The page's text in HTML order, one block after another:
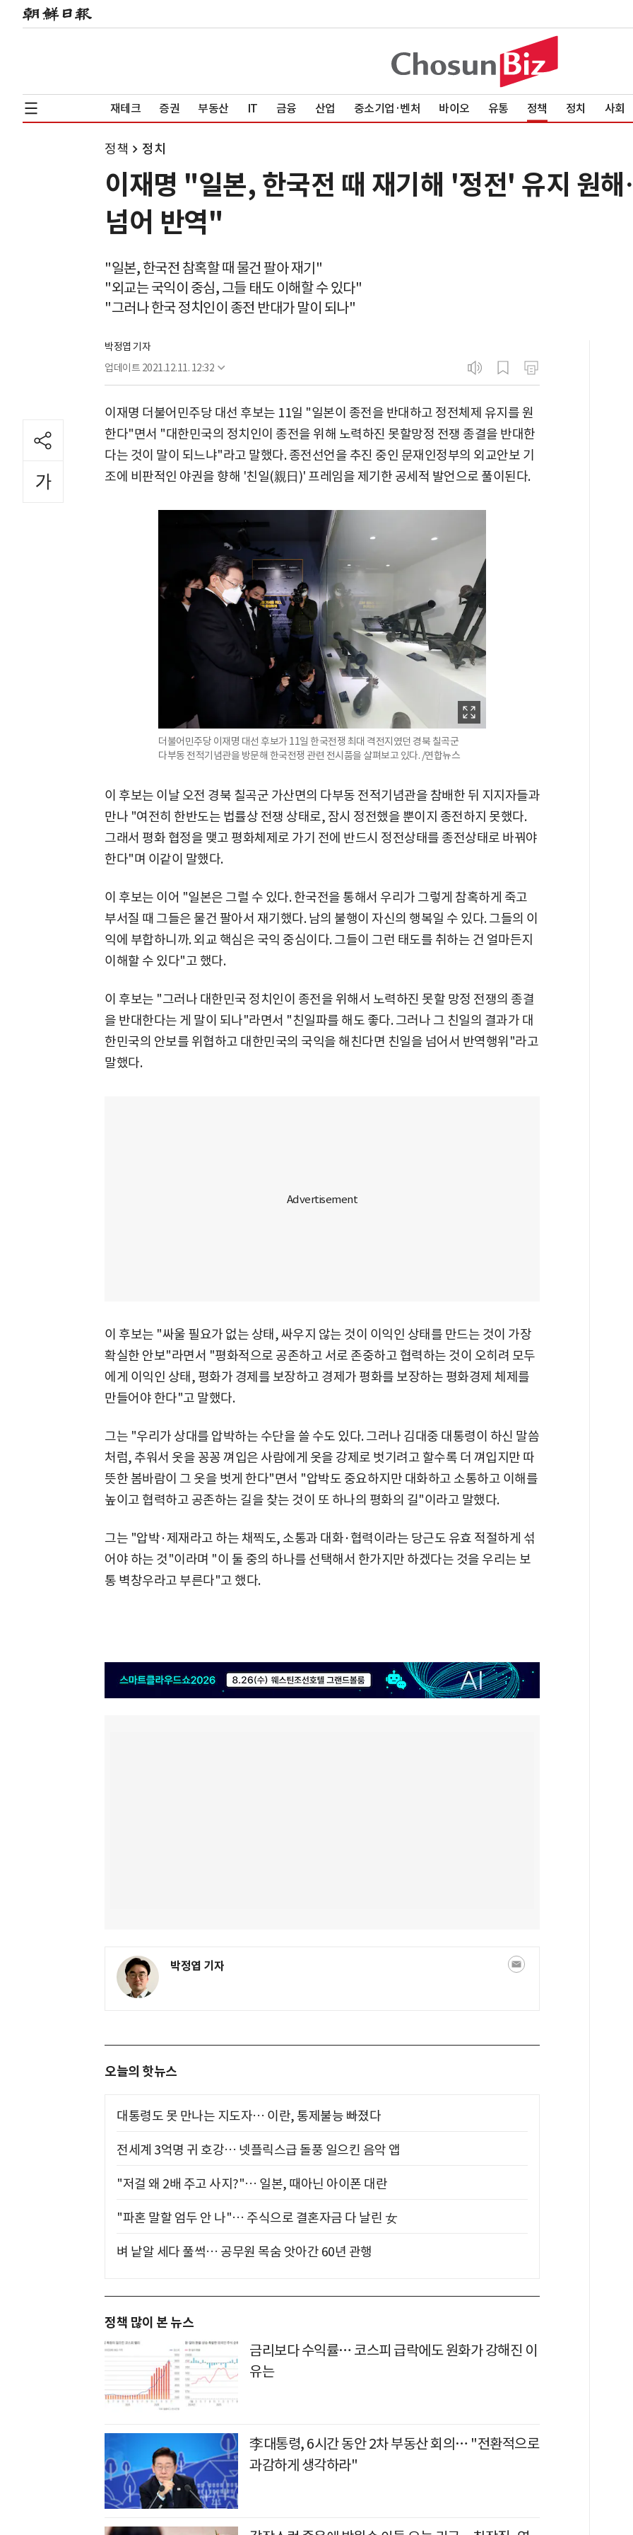
재테크 증권 부동산 IT 금융 산업 중소기업·벤처 바이오 유통 정책 정치 사회
정책 정치
이재명 "일본, 한국전 때 재기해 '정전' 유지 원
넘어 반역"
"일본, 한국전 참혹할 때 물건 팔아 재기"
"외교는 국익이 중심, 그들 태도 이해할 수 있다"
"그러나 한국 정치인이 종전 반대가 말이 되나"
박정엽 기자
업데이트 2021.12.11. 12:32
이재명 더불어민주당 대선 후보는 11일 "일본이 종전을 반대하고 정전체제 유지를 원
한다"면서 "대한민국의 정치인이 종전을 위해 노력하진 못할망정 전쟁 종결을 반대한
다는 것이 말이 되느냐"라고 말했다. 종전선언을 추진 중인 문재인정부의 외교안보 기
조에 비판적인 야권을 향해 '친일(親日)' 프레임을 제기한 공세적 발언으로 풀이된다.
더불어민주당 이재명 대선 후보가 11일 한국전쟁 최대 격전지였던 경북 칠곡군
다부동 전적기념관을 방문해 한국전쟁 관련 전시품을 살펴보고 있다. /연합뉴스
이 후보는 이날 오전 경북 칠곡군 가산면의 다부동 전적기념관을 참배한 뒤 지지자들과
만나 "여전히 한반도는 법률상 전쟁 상태로, 잠시 정전했을 뿐이지 종전하지 못했다.
그래서 평화 협정을 맺고 평화체제로 가기 전에 반드시 정전상태를 종전상태로 바꿔야
한다"며 이같이 말했다.
이 후보는 이어 "일본은 그럴 수 있다. 한국전을 통해서 우리가 그렇게 참혹하게 죽고
부서질 때 그들은 물건 팔아서 재기했다. 남의 불행이 자신의 행복일 수 있다. 그들의 이
익에 부합하니까. 외교 핵심은 국익 중심이다. 그들이 그런 태도를 취하는 건 얼마든지
이해할 수 있다"고 했다.
이 후보는 "그러나 대한민국 정치인이 종전을 위해서 노력하진 못할 망정 전쟁의 종결
을 반대한다는 게 말이 되나"라면서 "친일파를 해도 좋다. 그러나 그 친일의 결과가 대
한민국의 안보를 위협하고 대한민국의 국익을 해친다면 친일을 넘어서 반역행위"라고
말했다.
이 후보는 "싸울 필요가 없는 상태, 싸우지 않는 것이 이익인 상태를 만드는 것이 가장
확실한 안보"라면서 "평화적으로 공존하고 서로 존중하고 협력하는 것이 오히려 모두
에게 이익인 상태, 평화가 경제를 보장하고 경제가 평화를 보장하는 평화경제 체제를
만들어야 한다"고 말했다.
그는 "우리가 상대를 압박하는 수단을 쓸 수도 있다. 그러나 김대중 대통령이 하신 말씀
처럼, 추워서 옷을 꽁꽁 껴입은 사람에게 옷을 강제로 벗기려고 할수록 더 껴입지만 따
뜻한 봄바람이 그 옷을 벗게 한다"면서 "압박도 중요하지만 대화하고 소통하고 이해를
높이고 협력하고 공존하는 길을 찾는 것이 또 하나의 평화의 길"이라고 말했다.
그는 "압박·제재라고 하는 채찍도, 소통과 대화·협력이라는 당근도 유효 적절하게 섞
어야 하는 것"이라며 "이 둘 중의 하나를 선택해서 한가지만 하겠다는 것을 우리는 보
통 벽창우라고 부른다"고 했다.
박정엽 기자
오늘의 핫뉴스
대통령도 못 만나는 지도자… 이란, 통제불능 빠졌다
전세계 3억명 귀 호강… 넷플릭스급 돌풍 일으킨 음악 앱
"저걸 왜 2배 주고 사지?"… 일본, 때아닌 아이폰 대란
"파혼 말할 엄두 안 나"… 주식으로 결혼자금 다 날린 女
벼 낱알 세다 풀썩… 공무원 목숨 앗아간 60년 관행
정책 많이 본 뉴스
금리보다 수익률… 코스피 급락에도 원화가 강해진 이
유는
李대통령, 6시간 동안 2차 부동산 회의… "전환적으로
과감하게 생각하라"